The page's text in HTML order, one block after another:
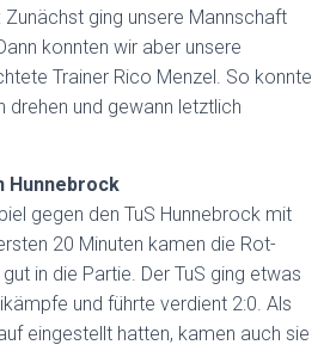
ging unsere Mannschaft
konnten wir aber unsere
Trainer Rico Menzel. So konnte
drehen und gewann letztlich
Hunnebrock
gegen den TuS Hunnebrock mit
20 Minuten kamen die Rot-
in die Partie. Der TuS ging etwas
und führte verdient 2:0. Als
eingestellt hatten, kamen auch sie